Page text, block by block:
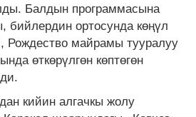
Балдын программасына
бийлердин ортосунда көңүл
Рождество майрамы тууралуу
өткөрүлгөн көптөгөн
кийин алгачкы жолу